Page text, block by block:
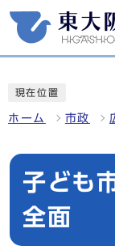
現在位置
ホーム 市政
子ども
全面